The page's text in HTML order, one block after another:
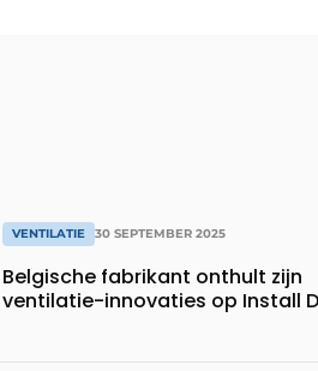
VENTILATIE 30 SEPTEMBER 2025
Belgische fabrikant onthult zijn
ventilatie-innovaties op Install